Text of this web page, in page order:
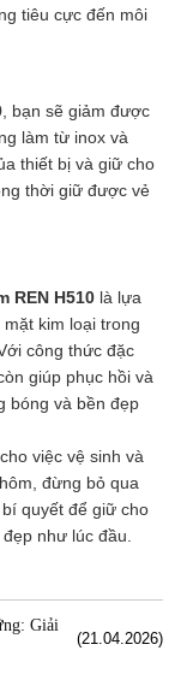
tiêu cực đến môi
bạn sẽ giảm được
làm từ inox và
thiết bị và giữ cho
thời giữ được vẻ
REN H510 là lựa
kim loại trong
công thức đặc
giúp phục hồi và
bóng và bền đẹp
việc vệ sinh và
đừng bỏ qua
bí quyết để giữ cho
như lúc đầu.
Giải
(21.04.2026)